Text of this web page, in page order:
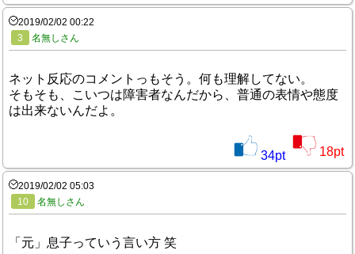
2019/02/02 00:22
3
名無しさん
ネット反応のコメントっもそう。何も理解してない。
そもそも、こいつは障害者なんだから、普通の表情や態度
は出来ないんだよ。
34pt 18pt
2019/02/02 05:03
10
名無しさん
「元」息子っていう言い方 笑